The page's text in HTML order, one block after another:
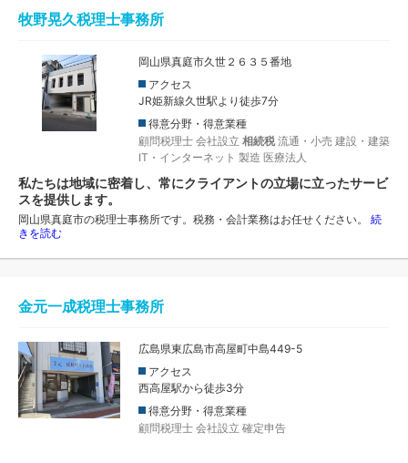
牧野晃久税理士事務所
岡山県真庭市久世２６３５番地
アクセス
JR姫新線久世駅より徒歩7分
得意分野・得意業種
顧問税理士 会社設立 相続税 流通・小売 建設・建築
IT・インターネット 製造 医療法人
私たちは地域に密着し、常にクライアントの立場に立ったサービ
スを提供します。
岡山県真庭市の税理士事務所です。税務・会計業務はお任せください。 続
きを読む
金元一成税理士事務所
広島県東広島市高屋町中島449-5
アクセス
西高屋駅から徒歩3分
得意分野・得意業種
顧問税理士 会社設立 確定申告